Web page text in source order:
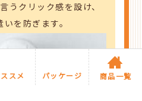
うクリック感を設け、
を防ぎます。
スメ パッケージ 商品一覧